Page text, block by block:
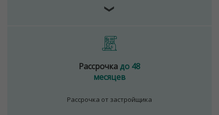
❯
Рассрочкадо 48
месяцев
Рассрочка от застройщика